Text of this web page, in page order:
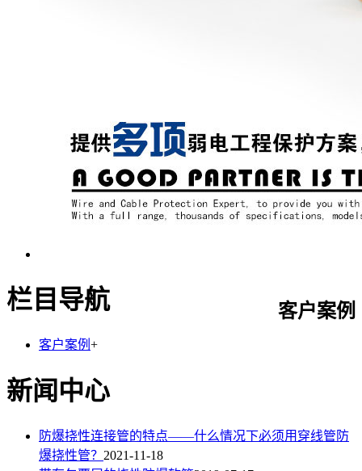
客户案例
栏目导航
客户案例 +
新闻中心
防爆挠性连接管的特点——什么情况下必须用穿线管防
爆挠性管？ 2021-11-18